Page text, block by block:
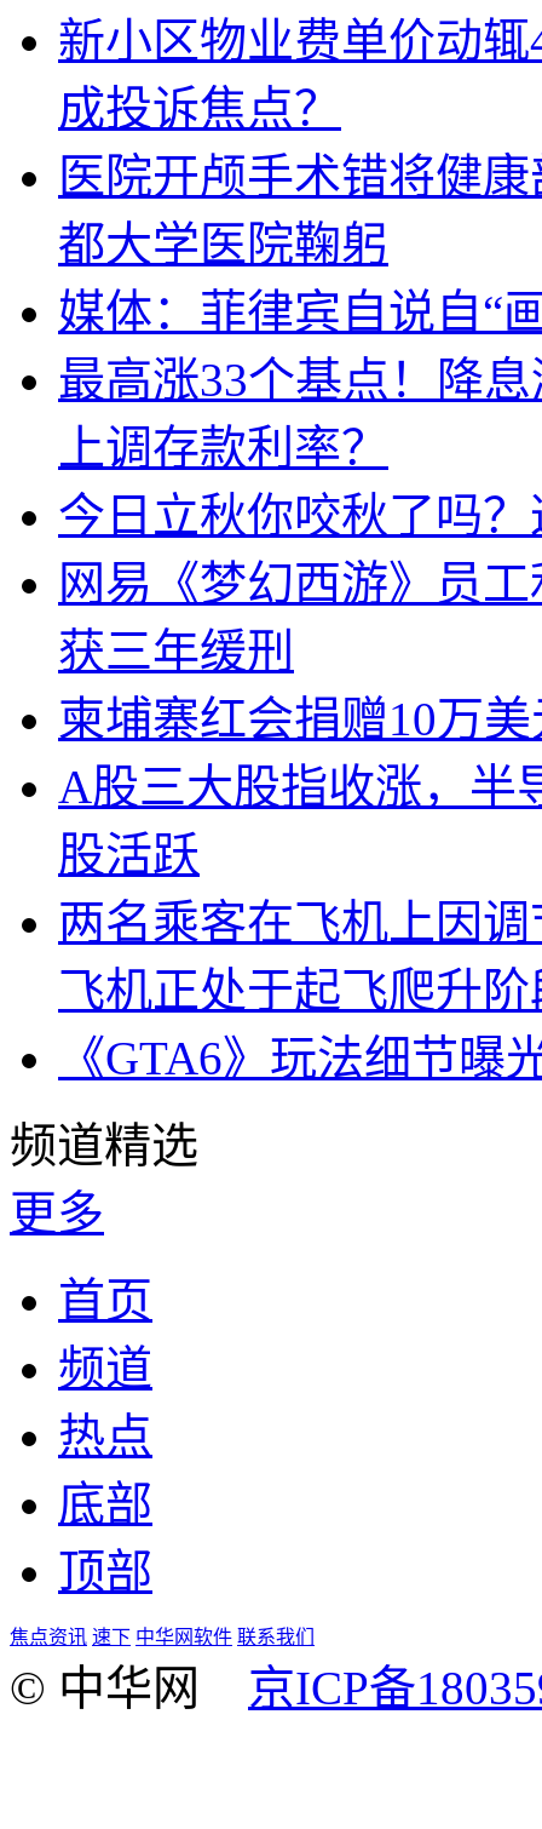
新小区物业费单价动
成投诉焦点？
医院开颅手术错将健
都大学医院鞠躬
媒体：菲律宾自说自“
最高涨33个基点！降
上调存款利率？
今日立秋你咬秋了吗
网易《梦幻西游》员
获三年缓刑
柬埔寨红会捐赠10万
A股三大股指收涨，半
股活跃
两名乘客在飞机上因
飞机正处于起飞爬升阶
《GTA6》玩法细节
频道精选
更多
首页
频道
热点
底部
顶部
焦点资讯 速下 中华网软件 联系我们
© 中华网 京ICP备